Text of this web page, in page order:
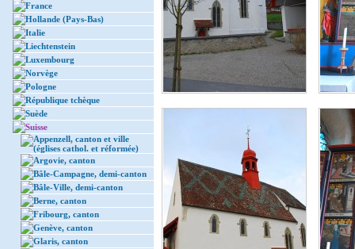
France
Hollande (Pays-Bas)
Italie
Liechtenstein
Luxembourg
Norvège
Pologne
République tchèque
Suède
Suisse
Appenzell, canton et ville
(églises cathol. et réformée)
Argovie, canton
Bâle-Campagne, demi-canton
Bâle-Ville, demi-canton
Berne, canton
Fribourg, canton
Genève, canton
Glaris, canton